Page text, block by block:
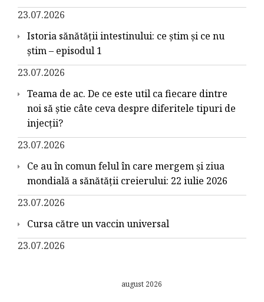
23.07.2026
Istoria sănătății intestinului: ce știm și ce nu
știm – episodul 1
23.07.2026
Teama de ac. De ce este util ca fiecare dintre
noi să știe câte ceva despre diferitele tipuri de
injecții?
23.07.2026
Ce au în comun felul în care mergem și ziua
mondială a sănătății creierului: 22 iulie 2026
23.07.2026
Cursa către un vaccin universal
23.07.2026
august 2026